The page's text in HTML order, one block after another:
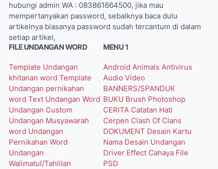
hubungi admin WA : 083861664500, jika mau
mempertanyakan password, sebaiknya baca dulu
artikelnya biasanya password sudah tercantum di dalam
setiap artikel,
FILE UNDANGAN WORD
Template Undangan
khitanan word Template
Undangan pernikahan
word Text Undangan Word
Undangan Custom
Undangan Musyawarah
word Undangan
Pernikahan Word
Undangan
Walimatul/Tahlilan
MENU 1
Android Animals Antivirus
Audio Video
BANNERS/SPANDUK
BUKU Brush Photoshop
CERITA Catatan Hati
Cerpen Clash Of Clans
DOKUMENT Desain Kartu
Nama Desain Undangan
Driver Effect Cahaya File
PSD